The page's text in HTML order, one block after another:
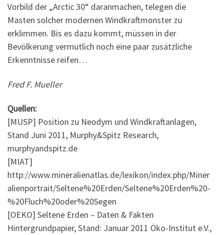
Vorbild der „Arctic 30“ daranmachen, telegen die
Masten solcher modernen Windkraftmonster zu
erklimmen. Bis es dazu kommt, müssen in der
Bevölkerung vermutlich noch eine paar zusätzliche
Erkenntnisse reifen…
Fred F. Mueller
Quellen:
[MUSP] Position zu Neodym und Windkraftanlagen,
Stand Juni 2011, Murphy&Spitz Research,
murphyandspitz.de
[MIAT]
http://www.mineralienatlas.de/lexikon/index.php/Miner
alienportrait/Seltene%20Erden/Seltene%20Erden%20-
%20Fluch%20oder%20Segen
[OEKO] Seltene Erden – Daten & Fakten
Hintergrundpapier, Stand: Januar 2011 Öko-Institut e.V.,